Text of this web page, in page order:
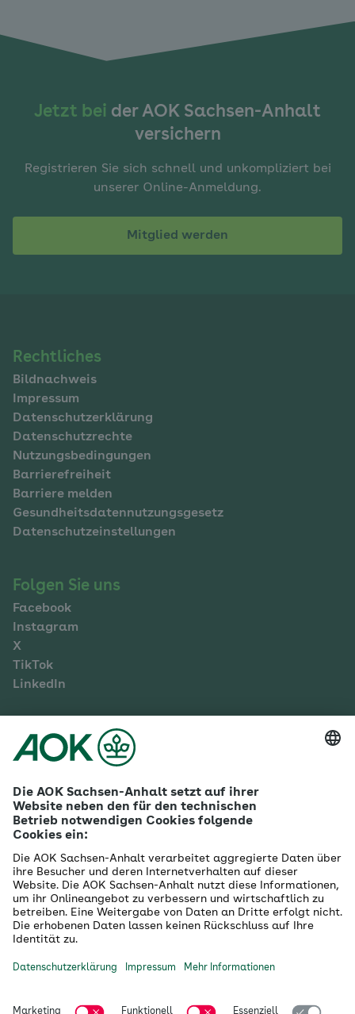
Jetzt bei der AOK Sachsen-Anhalt
versichern
Registrieren Sie sich schnell und unkompliziert bei
unserer Online-Anmeldung.
Mitglied werden
Navigation
im
Fußbereich
Rechtliches
Bildnachweis
Impressum
Datenschutzerklärung
Datenschutzrechte
Nutzungsbedingungen
Barrierefreiheit
Barriere melden
Gesundheitsdatennutzungsgesetz
Datenschutzeinstellungen
Folgen Sie uns
Facebook
Instagram
X
TikTok
LinkedIn
Mehr zur AOK Sachsen-Anhalt
Karriere
Betriebliches Gesundheitsmanagement
Firmenkunden
Gesundheitspartner
Betreuer- & Bevollmächtigte
Die AOK - Wir über uns
Grounding Page
Innovationsportal
Presse
Selbstverwaltung